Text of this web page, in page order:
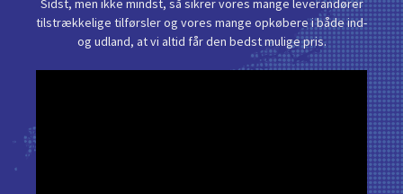
Sidst, men ikke mindst, så sikrer vores mange leverandører
tilstrækkelige tilførsler og vores mange opkøbere i både ind-
og udland, at vi altid får den bedst mulige pris.